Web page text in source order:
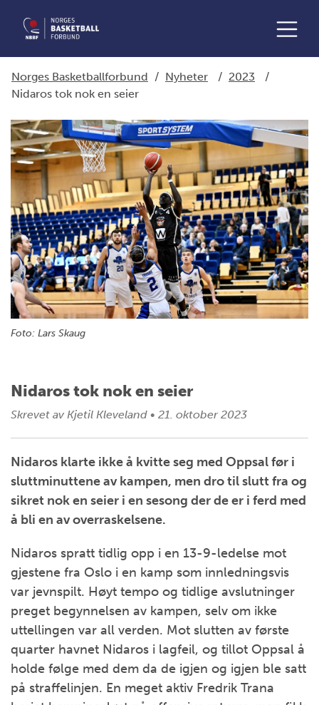
Norges Basketballforbund / Nyheter / 2023
/
Nidaros tok nok en seier
Foto: Lars Skaug
Nidaros tok nok en seier
Skrevet av Kjetil Kleveland • 21. oktober 2023
Nidaros klarte ikke å kvitte seg med Oppsal før i
sluttminuttene av kampen, men dro til slutt fra og
sikret nok en seier i en sesong der de er i ferd med
å bli en av overraskelsene.
Nidaros spratt tidlig opp i en 13-9-ledelse mot
gjestene fra Oslo i en kamp som innledningsvis
var jevnspilt. Høyt tempo og tidlige avslutninger
preget begynnelsen av kampen, selv om ikke
uttellingen var all verden. Mot slutten av første
quarter havnet Nidaros i lagfeil, og tillot Oppsal å
holde følge med dem da de igjen og igjen ble satt
på straffelinjen. En meget aktiv Fredrik Trana